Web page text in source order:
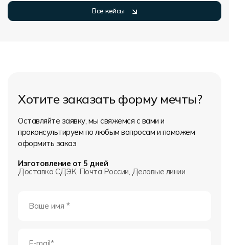
Все кейсы
Хотите заказать форму мечты?
Оставляйте заявку, мы свяжемся с вами и
проконсультируем по любым вопросам и поможем
оформить заказ
Изготовление от 5 дней
Доставка СДЭК, Почта России, Деловые линии